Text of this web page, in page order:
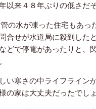
以来４８年ぶりの低さだそ
の水が凍った住宅もあっ
合せが水道局に殺到した
どで停電があったりと、
い寒さの中ライフライン
の家は大丈夫だったでし